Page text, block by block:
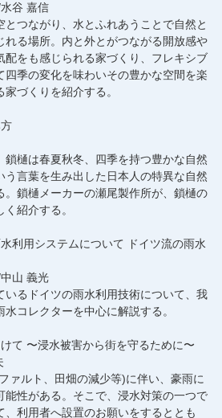
谷 嘉信
つながり、水とふれあうことで自然と
れる場所。内と外とがつながる開放感や
配をも感じられる家づくり、フレキシブ
四季の変化を味わいその豊かな空間を楽
づくりを紹介する。
鎖樋は春夏秋冬、四季を持つ豊かな自然
う言葉を生み出した日本人の特異な自然
。鎖樋メーカーの瀬尾製作所が、鎖樋の
紹介する。
利用システムについて ドイツ流の雨水
山 義光
いるドイツの雨水利用技術について、我
コレクターを中心に解説する。
て 〜浸水被害から街を守るために〜
ァルト、田畑の減少等)に伴い、豪雨に
能性がある。そこで、浸水対策の一つで
、利用者へ設置のお願いをするととも